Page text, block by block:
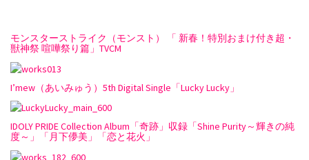
モンスターストライク（モンスト） 「 新春！特別おまけ付き超・
獣神祭 喧嘩祭り篇」TVCM
I’mew（あいみゅう）5th Digital Single「Lucky Lucky」
IDOLY PRIDE Collection Album「奇跡」収録「Shine Purity～輝きの純
度～」「月下儚美」「恋と花火」